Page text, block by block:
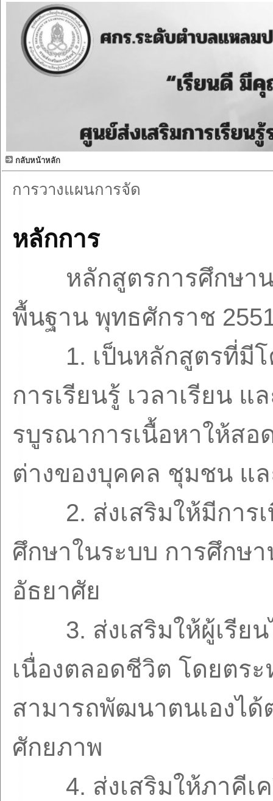
กลับหน้าหลัก
การวางแผนการจัด
หลักการ
หลักสูตรการศึกษา
พื้นฐาน พุทธศักราช
1. เป็นหลักสูตรที่มี
การเรียนรู้ เวลาเรียน แ
รบูรณาการเนื้อหาให้ส
ต่างของบุคคล ชุมชน แ
2. ส่งเสริมให้มีการ
ศึกษาในระบบ การศึกษ
อัธยาศัย
3. ส่งเสริมให้ผู้เรี
เนื่องตลอดชีวิต โดยตร
สามารถพัฒนาตนเองไ
ศักยภาพ
4. ส่งเสริมให้ภาคี